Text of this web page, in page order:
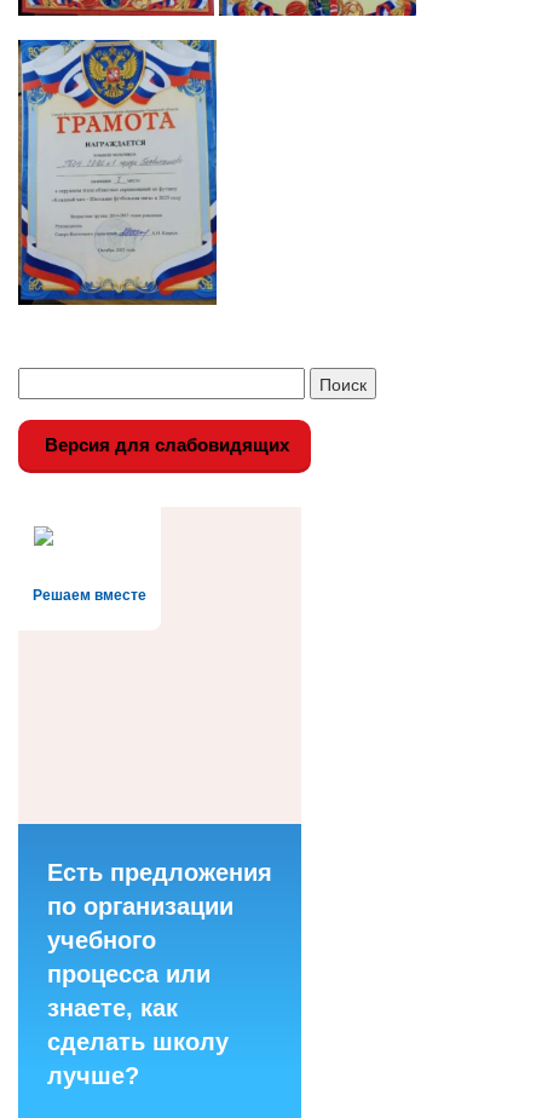
Версия для слабовидящих
Решаем вместе
Есть предложения
по организации
учебного
процесса или
знаете, как
сделать школу
лучше?